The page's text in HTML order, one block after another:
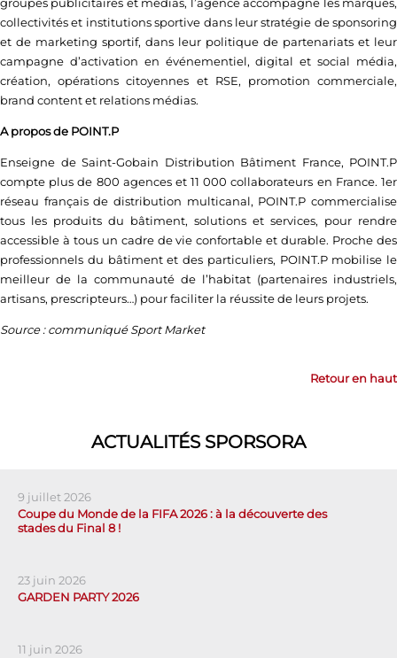
groupes publicitaires et médias, l’agence accompagne les marques,
collectivités et institutions sportive dans leur stratégie de sponsoring
et de marketing sportif, dans leur politique de partenariats et leur
campagne d’activation en événementiel, digital et social média,
création, opérations citoyennes et RSE, promotion commerciale,
brand content et relations médias.
A propos de POINT.P
Enseigne de Saint-Gobain Distribution Bâtiment France, POINT.P
compte plus de 800 agences et 11 000 collaborateurs en France. 1er
réseau français de distribution multicanal, POINT.P commercialise
tous les produits du bâtiment, solutions et services, pour rendre
accessible à tous un cadre de vie confortable et durable. Proche des
professionnels du bâtiment et des particuliers, POINT.P mobilise le
meilleur de la communauté de l’habitat (partenaires industriels,
artisans, prescripteurs…) pour faciliter la réussite de leurs projets.
Source : communiqué Sport Market
Retour en haut
ACTUALITÉS SPORSORA
9 juillet 2026
Coupe du Monde de la FIFA 2026 : à la découverte des
stades du Final 8 !
23 juin 2026
GARDEN PARTY 2026
11 juin 2026